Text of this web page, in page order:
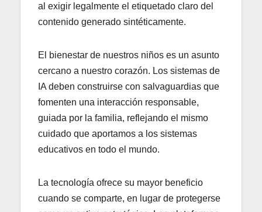
al exigir legalmente el etiquetado claro del
contenido generado sintéticamente.
El bienestar de nuestros niños es un asunto
cercano a nuestro corazón. Los sistemas de
IA deben construirse con salvaguardias que
fomenten una interacción responsable,
guiada por la familia, reflejando el mismo
cuidado que aportamos a los sistemas
educativos en todo el mundo.
La tecnología ofrece su mayor beneficio
cuando se comparte, en lugar de protegerse